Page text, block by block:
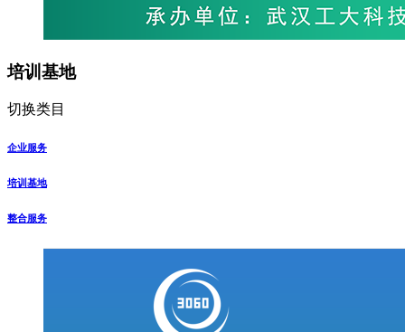
培训基地
切换类目
企业服务
培训基地
整合服务